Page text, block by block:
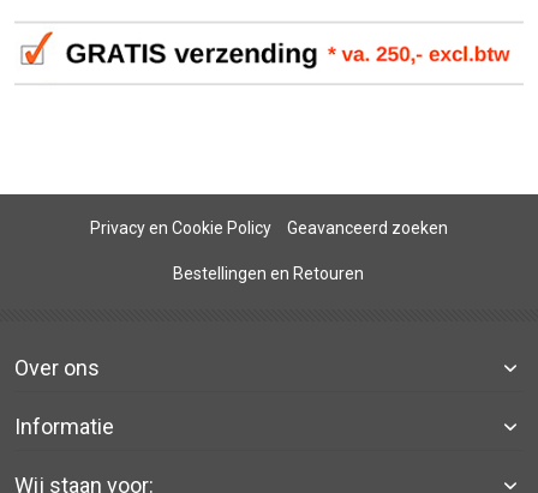
Privacy en Cookie Policy Geavanceerd zoeken
Bestellingen en Retouren
Over ons
Informatie
Wij staan voor: